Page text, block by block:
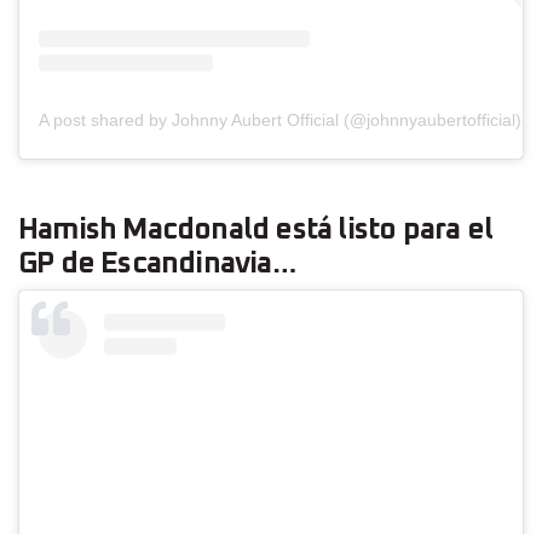
A post shared by Johnny Aubert Official (@johnnyaubertofficial)
Hamish Macdonald está listo para el
GP de Escandinavia…